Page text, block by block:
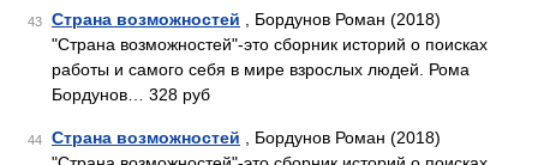
43 Страна возможностей , Бордунов Роман (2018)
"Страна возможностей"-это сборник историй о поисках
работы и самого себя в мире взрослых людей. Рома
Бордунов… 328 руб
44 Страна возможностей , Бордунов Роман (2018)